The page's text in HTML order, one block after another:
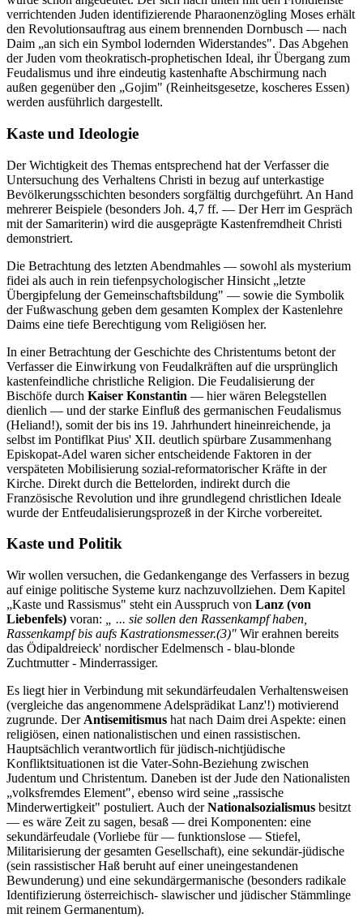
verrichtenden Juden identifizierende Pharaonenzögling Moses erhält
den Revolutionsauftrag aus einem brennenden Dornbusch — nach
Daim „an sich ein Symbol lodernden Widerstandes". Das Abgehen
der Juden vom theokratisch-prophetischen Ideal, ihr Übergang zum
Feudalismus und ihre eindeutig kastenhafte Abschirmung nach
außen gegenüber den „Gojim" (Reinheitsgesetze, koscheres Essen)
werden ausführlich dargestellt.
Kaste und Ideologie
Der Wichtigkeit des Themas entsprechend hat der Verfasser die
Untersuchung des Verhaltens Christi in bezug auf unterkastige
Bevölkerungsschichten besonders sorgfältig durchgeführt. An Hand
mehrerer Beispiele (besonders Joh. 4,7 ff. — Der Herr im Gespräch
mit der Samariterin) wird die ausgeprägte Kastenfremdheit Christi
demonstriert.
Die Betrachtung des letzten Abendmahles — sowohl als mysterium
fidei als auch in rein tiefenpsychologischer Hinsicht „letzte
Übergipfelung der Gemeinschaftsbildung" — sowie die Symbolik
der Fußwaschung geben dem gesamten Komplex der Kastenlehre
Daims eine tiefe Berechtigung vom Religiösen her.
In einer Betrachtung der Geschichte des Christentums betont der
Verfasser die Einwirkung von Feudalkräften auf die ursprünglich
kastenfeindliche christliche Religion. Die Feudalisierung der
Bischöfe durch Kaiser Konstantin — hier wären Belegstellen
dienlich — und der starke Einfluß des germanischen Feudalismus
(Heliand!), somit der bis ins 19. Jahrhundert hineinreichende, ja
selbst im Pontiflkat Pius' XII. deutlich spürbare Zusammenhang
Episkopat-Adel waren sicher entscheidende Faktoren in der
verspäteten Mobilisierung sozial-reformatorischer Kräfte in der
Kirche. Direkt durch die Bettelorden, indirekt durch die
Französische Revolution und ihre grundlegend christlichen Ideale
wurde der Entfeudalisierungsprozeß in der Kirche vorbereitet.
Kaste und Politik
Wir wollen versuchen, die Gedankengange des Verfassers in bezug
auf einige politische Systeme kurz nachzuvollziehen. Dem Kapitel
„Kaste und Rassismus" steht ein Ausspruch von Lanz (von
Liebenfels) voran:
„ ... sie sollen den Rassenkampf haben,
Rassenkampf bis aufs Kastrationsmesser.(3)" Wir erahnen bereits
das Ödipaldreieck' nordischer Edelmensch - blau-blonde
Zuchtmutter - Minderrassiger.
Es liegt hier in Verbindung mit sekundärfeudalen Verhaltensweisen
(vergleiche das angenommene Adelsprädikat Lanz'!) motivierend
zugrunde. Der Antisemitismus hat nach Daim drei Aspekte: einen
religiösen, einen nationalistischen und einen rassistischen.
Hauptsächlich verantwortlich für jüdisch-nichtjüdische
Konfliktsituationen ist die Vater-Sohn-Beziehung zwischen
Judentum und Christentum. Daneben ist der Jude den Nationalisten
„volksfremdes Element", ebenso wird seine „rassische
Minderwertigkeit" postuliert. Auch derNationalsozialismus besitzt
— es wäre Zeit zu sagen, besaß — drei Komponenten: eine
sekundärfeudale (Vorliebe für — funktionslose — Stiefel,
Militarisierung der gesamten Gesellschaft), eine sekundär-jüdische
(sein rassistischer Haß beruht auf einer uneingestandenen
Bewunderung) und eine sekundärgermanische (besonders radikale
Identifizierung österreichisch- slawischer und jüdischer Stämmlinge
mit reinem Germanentum).